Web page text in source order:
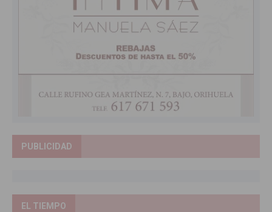
PUBLICIDAD
EL TIEMPO